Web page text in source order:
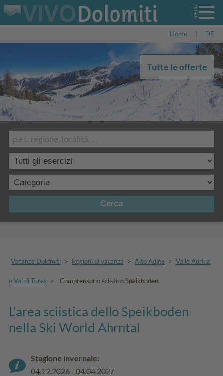
Home DE
Cerca
Tutte le offerte
Vacanze Dolomiti > Regioni di vacanza > Alto Adige > Valle Aurina
e Val di Tures > Comprensorio sciistico Speikboden
L'area sciistica dello Speikboden
nella Ski World Ahrntal
Stagione invernale:
04.12.2026 - 04.04.2027